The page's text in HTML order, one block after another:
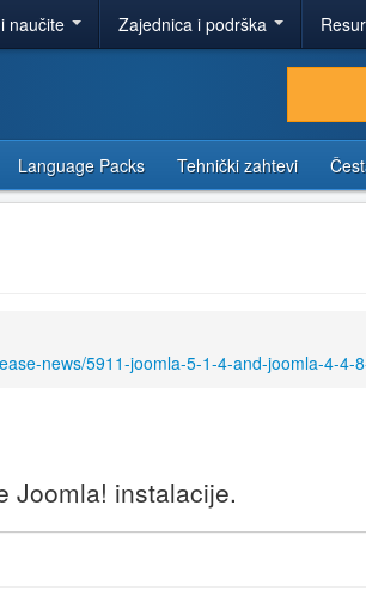
naučite Zajednica i podrška
Language Packs Tehnički zahtevi
news/5911-joomla-5-1-4-and-joomla-4-4-
Joomla! instalacije.